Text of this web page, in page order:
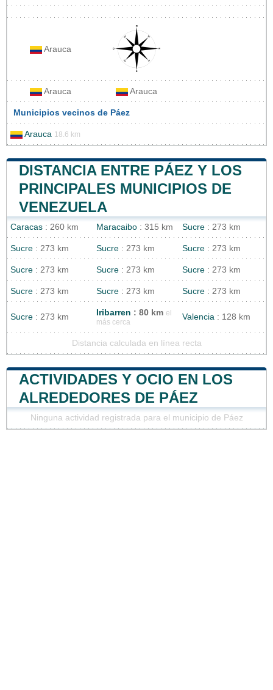
Arauca
Arauca Arauca
Municipios vecinos de Páez
Arauca 18.6 km
DISTANCIA ENTRE PÁEZ Y LOS
PRINCIPALES MUNICIPIOS DE
VENEZUELA
Caracas : 260 km Maracaibo : 315 km Sucre : 273 km
Sucre : 273 km Sucre : 273 km Sucre : 273 km
Sucre : 273 km Sucre : 273 km Sucre : 273 km
Sucre : 273 km Sucre : 273 km Sucre : 273 km
Sucre : 273 km Iribarren : 80 km el
más cerca
Valencia : 128 km
Distancia calculada en línea recta
ACTIVIDADES Y OCIO EN LOS
ALREDEDORES DE PÁEZ
Ninguna actividad registrada para el municipio de Páez